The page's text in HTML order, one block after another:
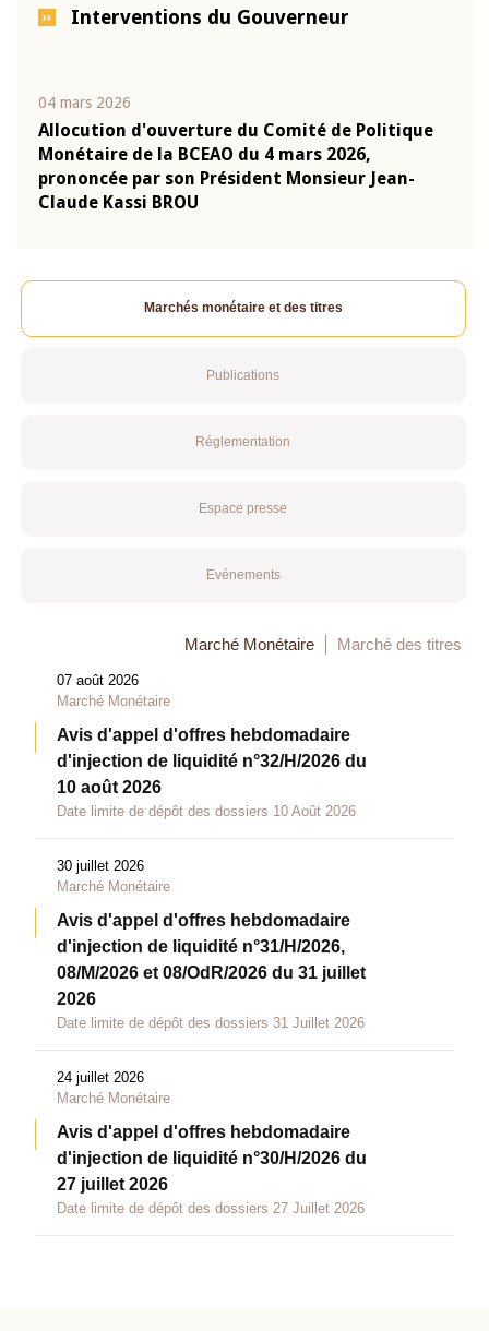
Interventions du Gouverneur
04 mars 2026
Allocution d'ouverture du Comité de Politique
Monétaire de la BCEAO du 4 mars 2026,
prononcée par son Président Monsieur Jean-
Claude Kassi BROU
Marchés monétaire et des titres
Publications
Réglementation
Espace presse
Evénements
Marché Monétaire Marché des titres
07 août 2026
Marché Monétaire
Avis d'appel d'offres hebdomadaire
d'injection de liquidité n°32/H/2026 du
10 août 2026
Date limite de dépôt des dossiers 10 Août 2026
30 juillet 2026
Marché Monétaire
Avis d'appel d'offres hebdomadaire
d'injection de liquidité n°31/H/2026,
08/M/2026 et 08/OdR/2026 du 31 juillet
2026
Date limite de dépôt des dossiers 31 Juillet 2026
24 juillet 2026
Marché Monétaire
Avis d'appel d'offres hebdomadaire
d'injection de liquidité n°30/H/2026 du
27 juillet 2026
Date limite de dépôt des dossiers 27 Juillet 2026